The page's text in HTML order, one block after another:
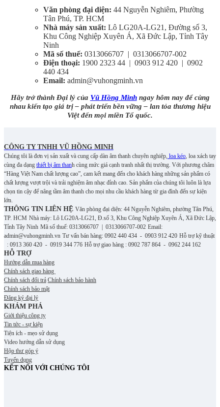
Văn phòng đại diện: 44 Nguyễn Nghiêm, Phường
Tân Phú, TP. HCM
Nhà máy sản xuất: Lô LG20A-LG21, Đường số 3,
Khu Công Nghiệp Xuyên Á, Xã Đức Lập, Tỉnh Tây
Ninh
Mã số thuế: 0313066707 | 0313066707-002
Điện thoại: 1900 2323 44 | 0903 912 420 | 0902
440 434
Email: admin@vuhongminh.vn
Hãy trở thành Đại lý của Vũ Hồng Minhngay hôm nay để cùng
nhau kiến tạo giá trị – phát triển bền vững – lan tỏa thương hiệu
Việt đến mọi miền Tổ quốc.
CÔNG TY TNHH VŨ HỒNG MINH
Chúng tôi là đơn vị sản xuất và cung cấp dàn âm thanh chuyên nghiệp, loa kéo , loa xách tay
cùng đa dạng thiết bị âm thanh cùng mức giá cạnh tranh nhất thị trường. Với phương châm
“Hàng Việt Nam chất lượng cao”, cam kết mang đến cho khách hàng những sản phẩm có
chất lượng vượt trội và trải nghiệm âm nhạc đỉnh cao. Sản phẩm của chúng tôi luôn là lựa
chọn tin cậy để nâng tầm âm thanh cho mọi nhu cầu khách hàng từ gia đình đến sự kiện
lớn.
THÔNG TIN LIÊN HỆ Văn phòng đại diện: 44 Nguyễn Nghiêm, phường Tân Phú,
TP. HCM Nhà máy: Lô LG20A-LG21, Đ.số 3, Khu Công Nghiệp Xuyên Á, Xã Đức Lập,
Tỉnh Tây Ninh Mã số thuế: 0313066707 | 0313066707-002 Email:
admin@vuhongminh.vn Tư vấn bán hàng: 0902 440 434 - 0903 912 420 Hỗ trợ kỹ thuật
: 0913 360 420 - 0919 344 776 Hỗ trợ giao hàng : 0902 787 864 - 0962 244 162
HỖ TRỢ
Hướng dẫn mua hàng
Chính sách giao hàng
Chính sách đổi trả Chính sách bảo hành
Chính sách bảo mật
Đăng ký đại lý
KHÁM PHÁ
Giới thiệu công ty
Tin tức - sự kiện
Tiện ích - mẹo sử dụng
Video hướng dẫn sử dụng
Hộp thư góp ý
Tuyển dụng
KẾT NỐI VỚI CHÚNG TÔI